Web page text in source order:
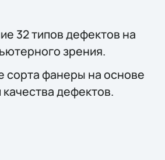
32 типов дефектов на
зрения.
сорта фанеры на основе
качества дефектов.